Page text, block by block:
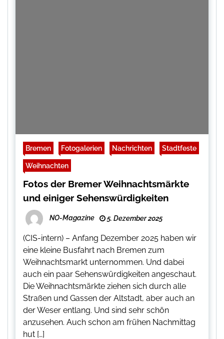
Bremen Fotogalerien Nachrichten Stadtfeste
Weihnachten
Fotos der Bremer Weihnachtsmärkte
und einiger Sehenswürdigkeiten
NO-Magazine 5. Dezember 2025
(CIS-intern) – Anfang Dezember 2025 haben wir
eine kleine Busfahrt nach Bremen zum
Weihnachtsmarkt unternommen. Und dabei
auch ein paar Sehenswürdigkeiten angeschaut.
Die Weihnachtsmärkte ziehen sich durch alle
Straßen und Gassen der Altstadt, aber auch an
der Weser entlang. Und sind sehr schön
anzusehen. Auch schon am frühen Nachmittag
hut […]